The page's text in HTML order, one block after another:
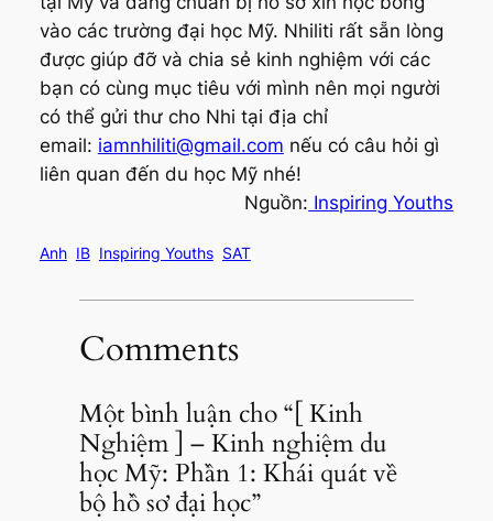
vào các trường đại học Mỹ. Nhiliti rất sẵn lòng
được giúp đỡ và chia sẻ kinh nghiệm với các
bạn có cùng mục tiêu với mình nên mọi người
có thể gửi thư cho Nhi tại địa chỉ
email: iamnhiliti@gmail.com nếu có câu hỏi gì
liên quan đến du học Mỹ nhé!
Nguồn: Inspiring Youths
Anh IB Inspiring Youths SAT
Comments
Một bình luận cho “[ Kinh
Nghiệm ] – Kinh nghiệm du
học Mỹ: Phần 1: Khái quát về
bộ hồ sơ đại học”